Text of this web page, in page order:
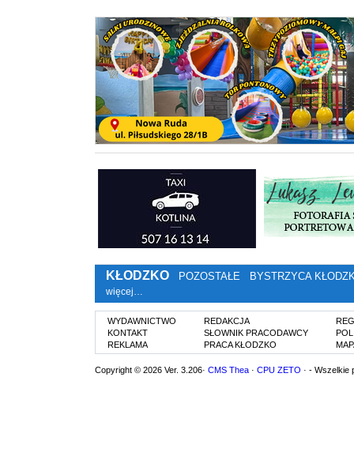
KŁODZKO POZOSTAŁE BYSTRZYCA
więcej…
WYDAWNICTWO
KONTAKT
REKLAMA
REDAKCJA
SŁOWNIK PRACODAWCY
PRACA KŁODZKO
Copyright © 2026 Ver. 3.206· CMS Thea · CPU ZETO · - Wszelkie